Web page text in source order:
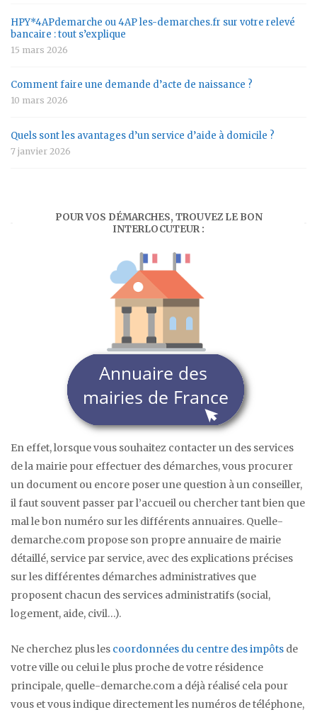
HPY*4APdemarche ou 4AP les-demarches.fr sur votre relevé
bancaire : tout s’explique
15 mars 2026
Comment faire une demande d’acte de naissance ?
10 mars 2026
Quels sont les avantages d’un service d’aide à domicile ?
7 janvier 2026
POUR VOS DÉMARCHES, TROUVEZ LE BON
INTERLOCUTEUR :
En effet, lorsque vous souhaitez contacter un des services
de la mairie pour effectuer des démarches, vous procurer
un document ou encore poser une question à un conseiller,
il faut souvent passer par l’accueil ou chercher tant bien que
mal le bon numéro sur les différents annuaires. Quelle-
demarche.com propose son propre annuaire de mairie
détaillé, service par service, avec des explications précises
sur les différentes démarches administratives que
proposent chacun des services administratifs (social,
logement, aide, civil…).
Ne cherchez plus les coordonnées du centre des impôts de
votre ville ou celui le plus proche de votre résidence
principale, quelle-demarche.com a déjà réalisé cela pour
vous et vous indique directement les numéros de téléphone,